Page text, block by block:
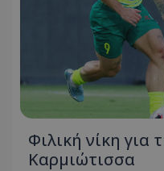
Φιλική νίκη για
Καρμιώτισσα